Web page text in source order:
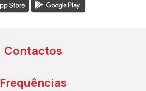
Contactos
Frequências